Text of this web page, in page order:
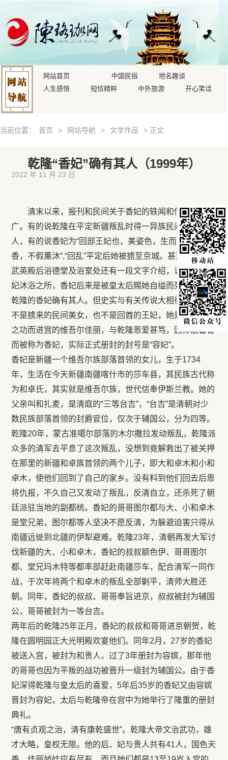
网站首页 中国民俗
地名趣谈
人生感悟
短信精粹 中外旅游 开心笑话
当前位置： 首页 > 网站导航 > 文学作品 > 正文
乾隆“香妃”确有其人（1999年）
2022 年 11 月 23 日
清末以来，报刊和民间关于香妃的轶闻和传说流传甚
广。有的说乾隆在平定新疆叛乱时得一异族民间绝代美
人，有的说香妃为“回部王妃也，美姿色，生而体有异
香，不假薰沐”,“回乱”平定后她被掳至京城。甚至过去故宫
武英殿后浴德堂及浴室处还有一段文字介绍，说此处是香
妃沐浴之所，香妃后来是被皇太后赐她自缢而死……。
乾隆的香妃确有其人。但史实与有关传说大相径庭。她既
不是掳来的民间美女，也不是回酋的王妃，她是因其家族
之功而进宫的维吾尔佳丽，与乾隆恩爱甚笃，因体散馨香
而被称为香妃，实际正式册封的封号是“容妃”。
香妃是新疆一个维吾尔族部落首领的女儿，生于1734
年，生活在今天新疆南疆喀什市的莎车县，其民族古代称
为和卓氏，其实就是维吾尔族，世代信奉伊斯兰教。她的
父亲叫和扎麦，是清庭的“三等台吉”，“台吉”是清朝对少
数民族部落首领的封爵官位，仅次于辅国公，分为四等。
乾隆20年，蒙古准噶尔部落的木尔撒拉发动叛乱，乾隆派
众多的清军去平息了这次叛乱，没想到竟解救出了被关押
在那里的新疆和卓族首领的两个儿子，即大和卓木和小和
卓木，使他们回到了自己的家乡。没有料到他们回去后恩
将仇报，不久自己又发动了叛乱，反清自立，还杀死了朝
廷派驻当地的副都统。香妃的哥哥图尔都与大、小和卓木
是堂兄弟，图尔都等人坚决不愿反清，为躲避迫害只得从
南疆远徙到北疆的伊犁避难。乾隆23年，清朝再发大军讨
伐新疆的大、小和卓木，香妃的叔叔额色伊、哥哥图尔
都、堂兄玛木特等都率部赶赴南疆莎车，配合清军一同作
战，于次年将两个和卓木的叛乱全部剿平，清师大胜还
朝。同年，香妃的叔叔、哥哥奉旨进京，叔叔被封为辅国
公，哥哥被封为一等台吉。
两年后的乾隆25年正月，香妃的叔叔和哥哥进京朝贺，乾
隆在圆明园正大光明殿欢宴他们。同年2月，27岁的香妃
被送入宫，被封为和贵人，过了3年册封为容嫔，那年他
的哥哥也因为平叛的战功被晋升一级封为辅国公。由于香
妃深得乾隆与皇太后的喜爱，5年后35岁的香妃又由容嫔
晋封为容妃，太后与乾隆帝在宫中为她举行了隆重的册封
典礼。
“唐有贞观之治，清有康乾盛世”。乾隆大帝文治武功，雄
才大略，皇权无限。他的后、妃与贵人共有41人，国色天